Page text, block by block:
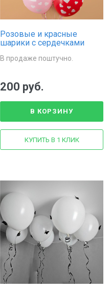
Розовые и красные
шарики с сердечками
В продаже поштучно.
200 руб.
В КОРЗИНУ
КУПИТЬ В 1 КЛИК